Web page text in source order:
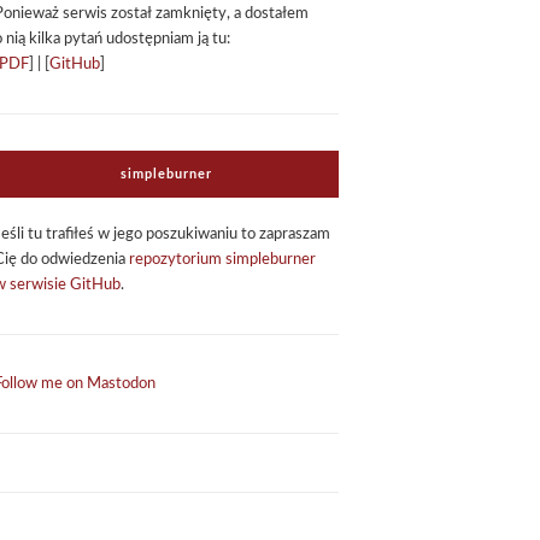
ser­wis został zamknięty, a dosta­łem
nią kilka pytań udo­stęp­niam ją tu:
PDF ] | [GitHub
sim­ple­bur­ner
tu tra­fi­łeś w jego poszu­ki­wa­niu to zapra­szam
do odwie­dze­nia repo­zy­to­rium sim­ple­bur­ner
ser­wi­sie GitHub.
me on Mastodon